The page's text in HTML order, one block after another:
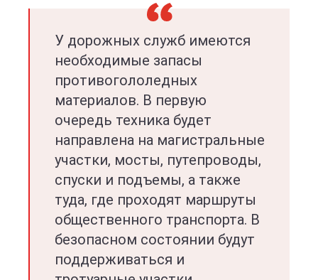
У дорожных служб имеются
необходимые запасы
противогололедных
материалов. В первую
очередь техника будет
направлена на магистральные
участки, мосты, путепроводы,
спуски и подъемы, а также
туда, где проходят маршруты
общественного транспорта. В
безопасном состоянии будут
поддерживаться и